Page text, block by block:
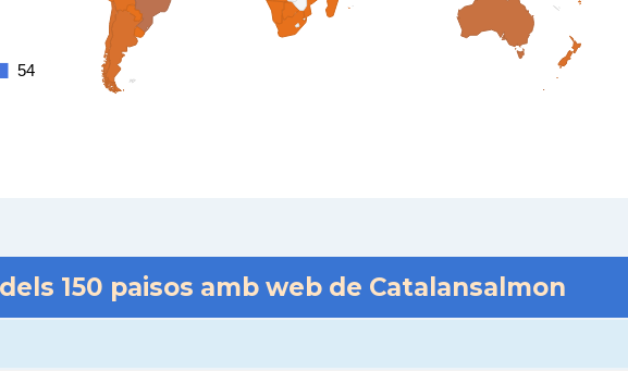
54
54
150 paisos amb web de Catalansalmon